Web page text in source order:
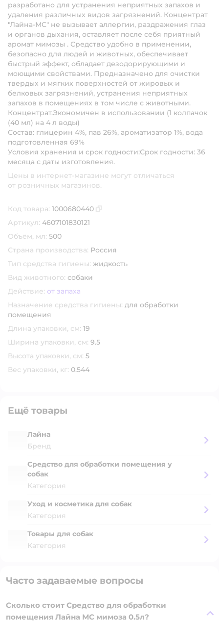
разработано для устранения неприятных запахов и
удаления различных видов загрязнений. Концентрат
"Лайна-МС" не вызывает аллергии, раздражения глаз
и органов дыхания, оставляет после себя приятный
аромат мимозы . Средство удобно в применении,
безопасно для людей и животных, обеспечивает
быстрый эффект, обладает дезодорирующими и
моющими свойствами. Предназначено для очистки
твердых и мягких поверхностей от жировых и
белковых загрязнений, устранения неприятных
запахов в помещениях в том числе с животными.
Концентрат.Экономичен в использовании (1 колпачок
(40 мл) на 4 л воды)
Состав: глицерин 4%, пав 26%, ароматизатор 1%, вода
подготовленная 69%
Условия хранения и срок годности:Срок годности: 36
месяца с даты изготовления.
Цены в интернет-магазине могут отличаться
от розничных магазинов.
Код товара: 1000680440
Артикул: 4607101830121
Объём, мл: 500
Страна производства: Россия
Тип средства гигиены: жидкость
Вид животного: собаки
Действие: от запаха
Назначение средства гигиены: для обработки
помещения
Длина упаковки, см: 19
Ширина упаковки, см: 9.5
Высота упаковки, см: 5
Вес упаковки, кг: 0.544
Ещё товары
Лайна
Бренд
Средство для обработки помещения у
собак
Категория
Уход и косметика для собак
Категория
Товары для собак
Категория
Часто задаваемые вопросы
Сколько стоит Средство для обработки
помещения Лайна МС мимоза 0.5л?